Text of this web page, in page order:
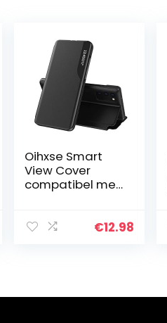
Oihxse Smart
View Cover
compatibel met
beschermhoes
€12.98